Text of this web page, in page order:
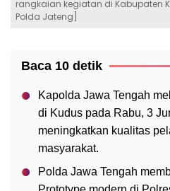
rangkaian kegiatan di Kabupaten
Polda Jateng]
Baca 10 detik
Kapolda Jawa Tengah
di Kudus pada Rabu, 3
meningkatkan kualitas
masyarakat.
Polda Jawa Tengah